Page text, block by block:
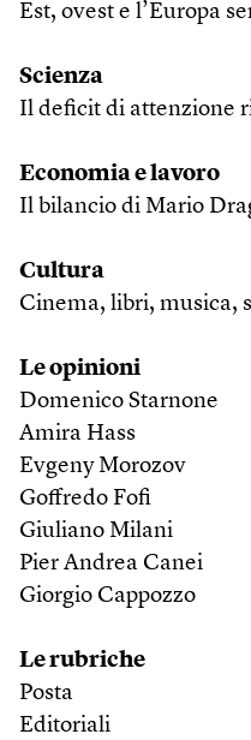
Est, ovest e l’Europa
Scienza
Il deficit di attenzione
Economia e lavoro
Il bilancio di Mario
Cultura
Cinema, libri, musica,
Le opinioni
Domenico Starnone
Amira Hass
Evgeny Morozov
Goffredo Fofi
Giuliano Milani
Pier Andrea Canei
Giorgio Cappozzo
Le rubriche
Posta
Editoriali